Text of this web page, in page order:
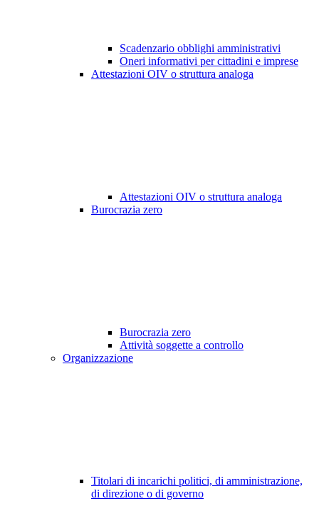
Scadenzario obblighi amministrativi
Oneri informativi per cittadini e imprese
Attestazioni OIV o struttura analoga
Attestazioni OIV o struttura analoga
Burocrazia zero
Burocrazia zero
Attività soggette a controllo
Organizzazione
Titolari di incarichi politici, di amministrazione,
di direzione o di governo